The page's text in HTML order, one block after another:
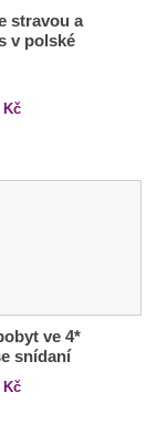
stravou a
v polské
ve 4*
snídaní
Kč